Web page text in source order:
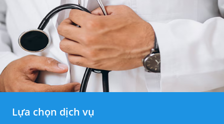
Lựa chọn dịch vụ